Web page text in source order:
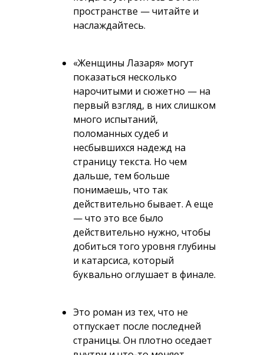
пространстве — читайте и
наслаждайтесь.
«Женщины Лазаря» могут
показаться несколько
нарочитыми и сюжетно — на
первый взгляд, в них слишком
много испытаний,
поломанных судеб и
несбывшихся надежд на
страницу текста. Но чем
дальше, тем больше
понимаешь, что так
действительно бывает. А еще
— что это все было
действительно нужно, чтобы
добиться того уровня глубины
и катарсиса, который
буквально оглушает в финале.
Это роман из тех, что не
отпускает после последней
страницы. Он плотно оседает